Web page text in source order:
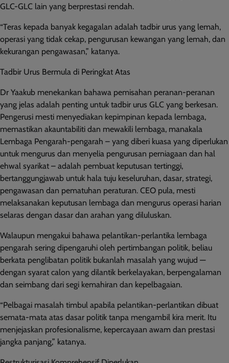
GLC-GLC lain yang berprestasi rendah.
“Teras kepada banyak kegagalan adalah tadbir urus yang lemah,
operasi yang tidak cekap, pengurusan kewangan yang lemah, dan
kekurangan pengawasan,” katanya.
Tadbir Urus Bermula di Peringkat Atas
Dr Yaakub menekankan bahawa pemisahan peranan-peranan
yang jelas adalah penting untuk tadbir urus GLC yang berkesan.
Pengerusi mesti menyediakan kepimpinan kepada lembaga,
memastikan akauntabiliti dan mewakili lembaga, manakala
Lembaga Pengarah-pengarah – yang diberi kuasa yang diperlukan
untuk mengurus dan menyelia pengurusan perniagaan dan hal
ehwal syarikat – adalah pembuat keputusan tertinggi,
bertanggungjawab untuk hala tuju keseluruhan, dasar, strategi,
pengawasan dan pematuhan peraturan. CEO pula, mesti
melaksanakan keputusan lembaga dan mengurus operasi harian
selaras dengan dasar dan arahan yang diluluskan.
Walaupun mengakui bahawa pelantikan-perlantika lembaga
pengarah sering dipengaruhi oleh pertimbangan politik, beliau
berkata penglibatan politik bukanlah masalah yang wujud —
dengan syarat calon yang dilantik berkelayakan, berpengalaman
dan seimbang dari segi kemahiran dan kepelbagaian.
“Pelbagai masalah timbul apabila pelantikan-perlantikan dibuat
semata-mata atas dasar politik tanpa mengambil kira merit. Itu
menjejaskan profesionalisme, kepercayaan awam dan prestasi
jangka panjang,” katanya.